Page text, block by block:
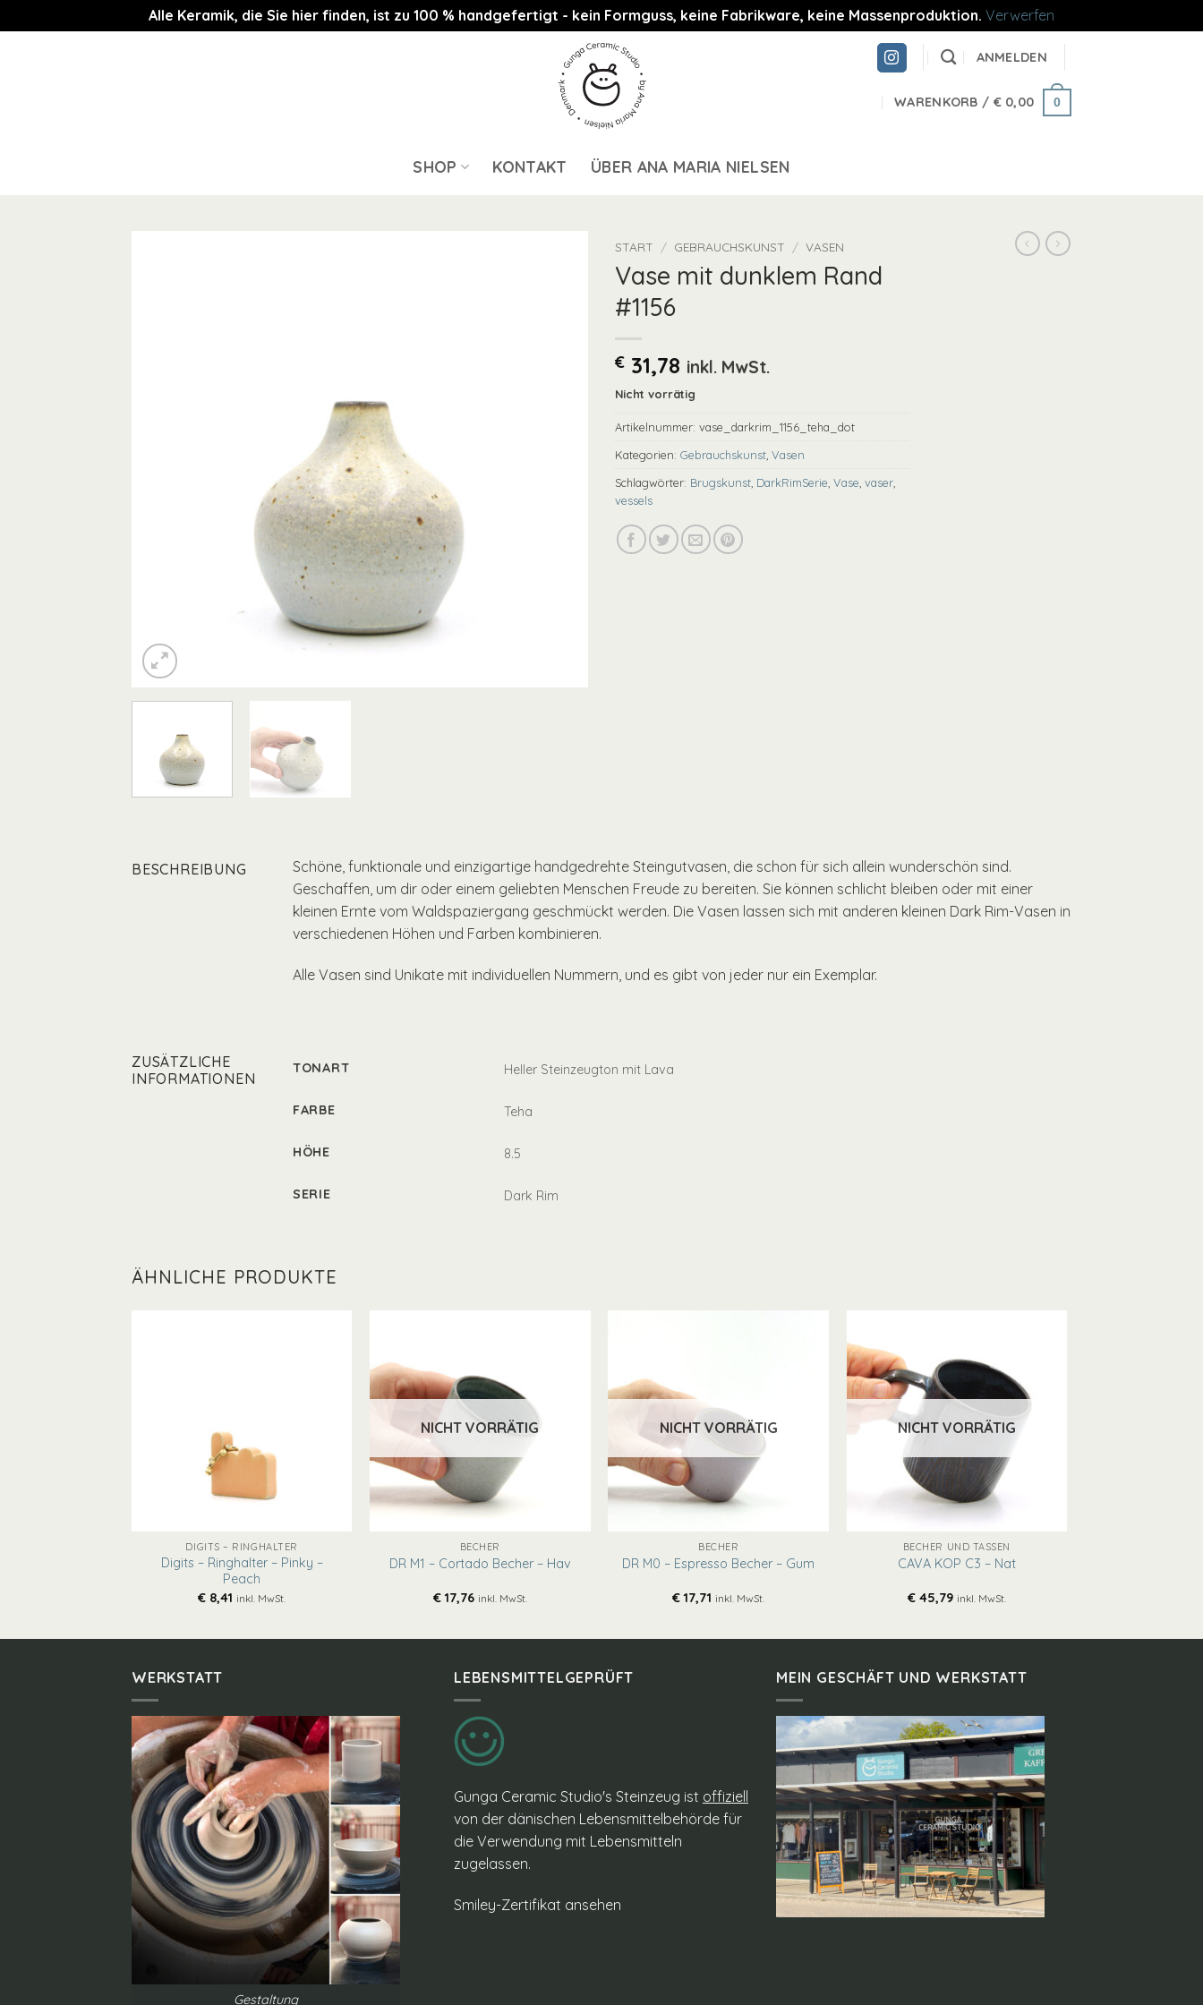
Alle Keramik, die Sie hier finden, ist zu 100 % handgefertigt - kein Formguss, keine Fabrikware, keine Massenproduktion. Verwerfen
ANMELDEN
WARENKORB / €0,00 0
SHOP KONTAKT ÜBER ANA MARIA NIELSEN
START / GEBRAUCHSKUNST / VASEN
Vase mit dunklem Rand
#1156
€ 31,78 inkl. MwSt.
Nicht vorrätig
Artikelnummer: vase_darkrim_1156_teha_dot
Kategorien: Gebrauchskunst Vasen
Schlagwörter: Brugskunst DarkRimSerie Vase vaser
vessels
BESCHREIBUNG
Schöne, funktionale und einzigartige handgedrehte Steingutvasen, die schon für sich allein wunderschön sind.
Geschaffen, um dir oder einem geliebten Menschen Freude zu bereiten. Sie können schlicht bleiben oder mit einer
kleinen Ernte vom Waldspaziergang geschmückt werden. Die Vasen lassen sich mit anderen kleinen Dark Rim-Vasen in
verschiedenen Höhen und Farben kombinieren.
Alle Vasen sind Unikate mit individuellen Nummern, und es gibt von jeder nur ein Exemplar.
ZUSÄTZLICHE
INFORMATIONEN
TONART Heller Steinzeugton mit Lava
FARBE Teha
HÖHE 8.5
SERIE Dark Rim
ÄHNLICHE PRODUKTE
DIGITS – RINGHALTER
Digits – Ringhalter – Pinky –
Peach
€ 8,41 inkl. MwSt.
NICHT VORRÄTIG
BECHER
DR M1 – Cortado Becher – Hav
€17,76 inkl. MwSt.
NICHT VORRÄTIG
BECHER
DR M0 – Espresso Becher – Gum
€17,71 inkl. MwSt.
NICHT VORRÄTIG
BECHER UND TASSEN
CAVA KOP C3 – Nat
€45,79 inkl. MwSt.
WERKSTATT
Gestaltung
LEBENSMITTELGEPRÜFT
Gunga Ceramic Studio's Steinzeug ist offiziell
von der dänischen Lebensmittelbehörde für
die Verwendung mit Lebensmitteln
zugelassen.
Smiley-Zertifikat ansehen
MEIN GESCHÄFT UND WERKSTATT